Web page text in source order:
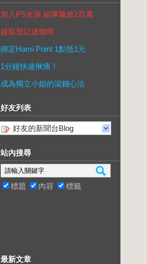
加入PS女孩 組隊瘋搶2百萬
超取登記送咖啡
綁定Hami Point 1點抵1元
1分鐘快速揪痛！
成為獨立小姐的滾錢心法
好友列表
好友的新聞台Blog
站內搜尋
標題 內容 標籤
最新文章